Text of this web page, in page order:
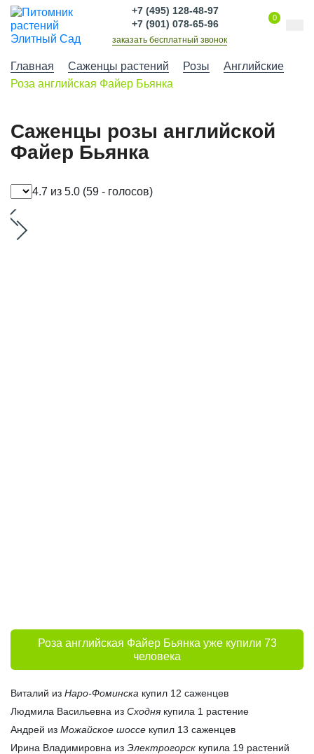
+7 (495) 128-48-97
+7 (901) 078-65-96
заказать бесплатный звонок
0
Главная Саженцы растений Розы
Английские
Роза английская Файер Бьянка
Саженцы розы английской
Файер Бьянка
4.7 из 5.0 (59 - голосов)
Роза английская Файер Бьянка уже купили 73
человека
Виталий из Наро-Фоминска купил 12 саженцев
Людмила Васильевна из Сходня купила 1 растение
Андрей из Можайское шоссе купил 13 саженцев
Ирина Владимировна из Электрогорск купила 19 растений